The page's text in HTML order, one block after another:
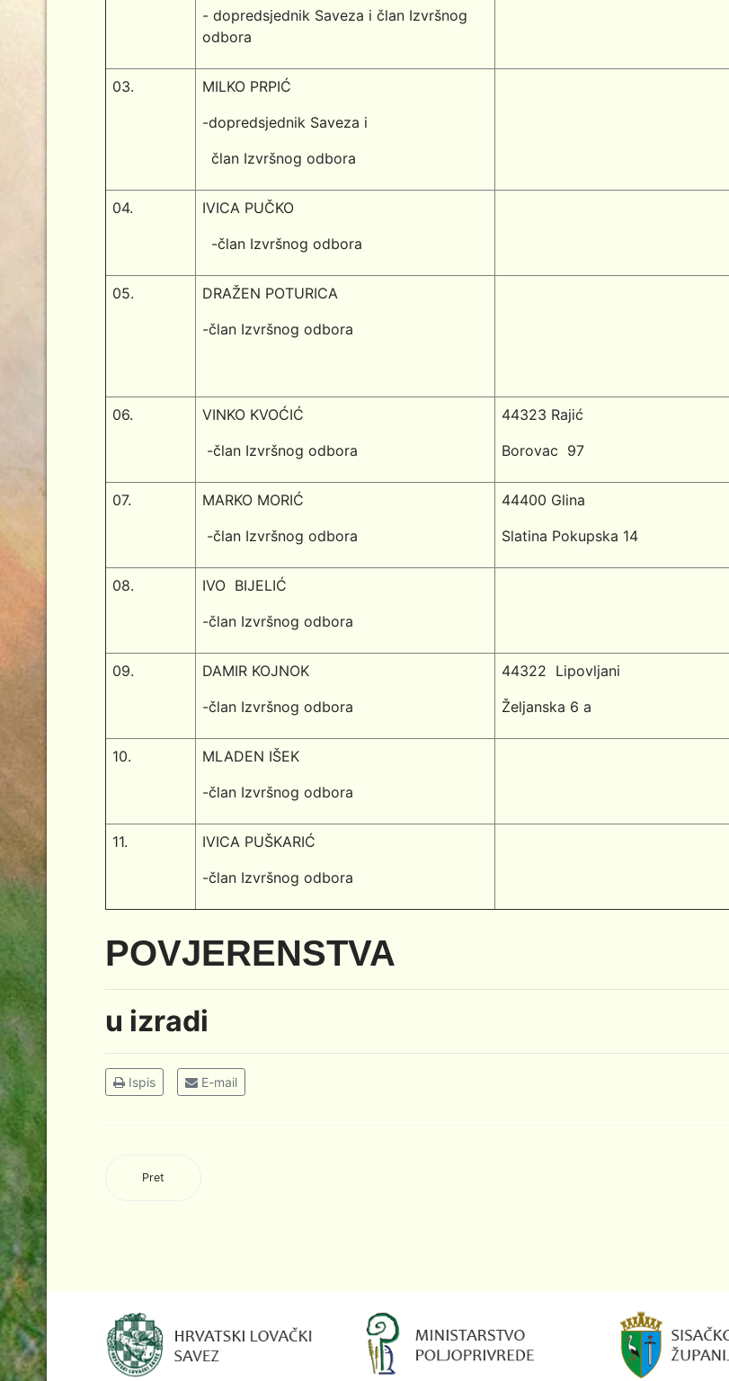
- dopredsjednik Saveza i član Izvršnog
odbora
03.
MILKO PRPIĆ
-dopredsjednik Saveza i
član Izvršnog odbora
04.
IVICA PUČKO
-član Izvršnog odbora
05.
DRAŽEN POTURICA
-član Izvršnog odbora
06.
VINKO KVOĆIĆ
-član Izvršnog odbora
44323 Rajić
Borovac 97
07.
MARKO MORIĆ
-član Izvršnog odbora
44400 Glina
Slatina Pokupska 14
08.
IVO BIJELIĆ
-član Izvršnog odbora
09.
DAMIR KOJNOK
-član Izvršnog odbora
44322 Lipovljani
Željanska 6 a
10.
MLADEN IŠEK
-član Izvršnog odbora
11.
IVICA PUŠKARIĆ
-član Izvršnog odbora
POVJERENSTVA
u izradi
Ispis E-mail
Pret